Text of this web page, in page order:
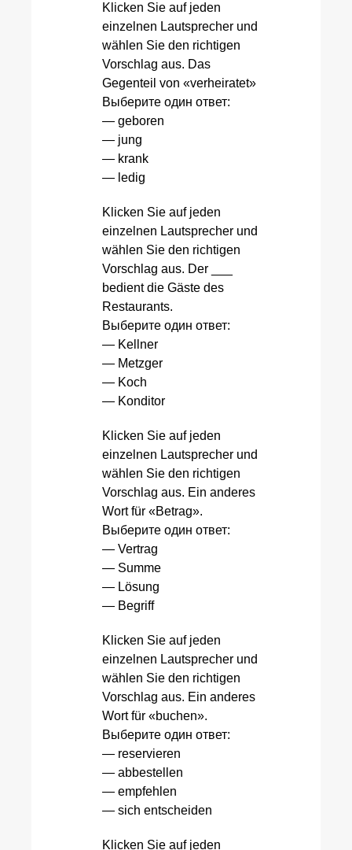
Klicken Sie auf jeden
einzelnen Lautsprecher und
wählen Sie den richtigen
Vorschlag aus. Das
Gegenteil von «verheiratet»
Выберите один ответ:
— geboren
— jung
— krank
— ledig
Klicken Sie auf jeden
einzelnen Lautsprecher und
wählen Sie den richtigen
Vorschlag aus. Der ___
bedient die Gäste des
Restaurants.
Выберите один ответ:
— Kellner
— Metzger
— Koch
— Konditor
Klicken Sie auf jeden
einzelnen Lautsprecher und
wählen Sie den richtigen
Vorschlag aus. Ein anderes
Wort für «Betrag».
Выберите один ответ:
— Vertrag
— Summe
— Lösung
— Begriff
Klicken Sie auf jeden
einzelnen Lautsprecher und
wählen Sie den richtigen
Vorschlag aus. Ein anderes
Wort für «buchen».
Выберите один ответ:
— reservieren
— abbestellen
— empfehlen
— sich entscheiden
Klicken Sie auf jeden